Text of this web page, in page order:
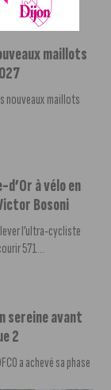
maillots
nouveaux maillots
à vélo en
Bosoni
l’ultra-cycliste
571...
sereine avant
2
a achevé sa phase